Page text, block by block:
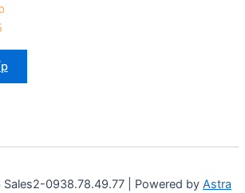
0938.78.49.77 | Powered by Astra